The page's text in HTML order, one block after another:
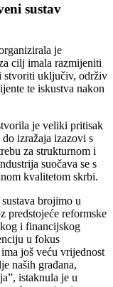
sustav
je
cilj imala razmijeniti
stvoriti uključiv, održiv
te iskustva nakon
je veliki pritisak
do izražaja izazovi s
za strukturnom i
suočava se s
kvalitetom skrbi.
brojimo u
predstojeće reformske
i financijskog
u fokus
još veću vrijednost
naših građana,
istaknula je u